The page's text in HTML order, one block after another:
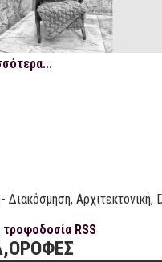
Αρχιτεκτονική,
RSS